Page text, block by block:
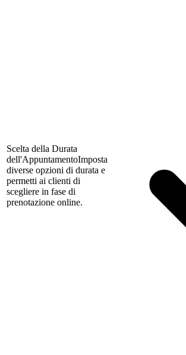
Scelta della Durata
dell'AppuntamentoImposta
diverse opzioni di durata e
permetti ai clienti di
scegliere in fase di
prenotazione online.